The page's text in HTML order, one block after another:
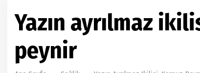
Yazın ayrılmaz
peynir